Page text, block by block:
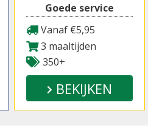
Goede service
Vanaf €5,95
3 maaltijden
350+
BEKIJKEN